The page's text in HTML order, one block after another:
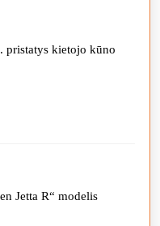
pristatys kietojo kūno
Jetta R“ modelis